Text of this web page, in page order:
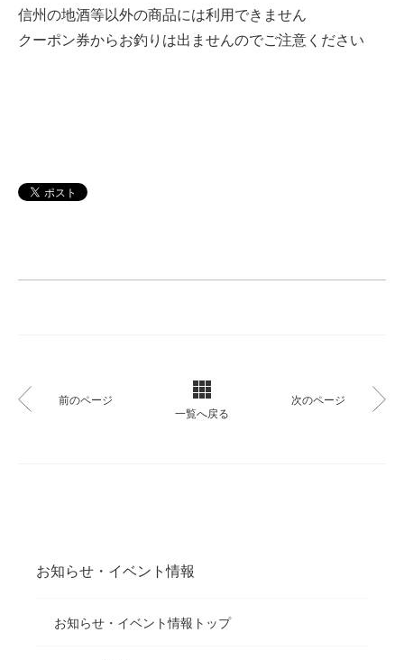
お知らせ・イベント情報
お知らせ・イベント情報トップ
信州の地酒等以外の商品には利用できません
クーポン券からお釣りは出ませんのでご注意ください
前のページ
一覧へ戻る
次のページ